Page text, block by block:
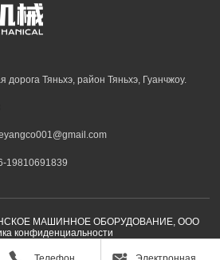
Тяньхэ, район Тяньхэ, Гуанчжоу.
19810691839
МАШИННОЕ ОБОРУДОВАНИЕ, ООО
конфиденциальности